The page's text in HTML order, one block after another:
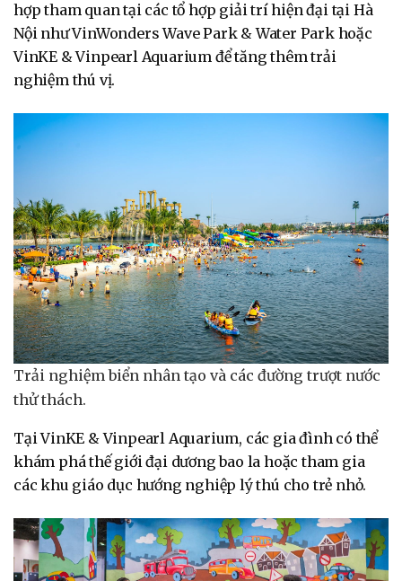
hợp tham quan tại các tổ hợp giải trí hiện đại tại Hà
Nội như VinWonders Wave Park & Water Park hoặc
VinKE & Vinpearl Aquarium để tăng thêm trải
nghiệm thú vị.
Trải nghiệm biển nhân tạo và các đường trượt nước
thử thách.
Tại VinKE & Vinpearl Aquarium, các gia đình có thể
khám phá thế giới đại dương bao la hoặc tham gia
các khu giáo dục hướng nghiệp lý thú cho trẻ nhỏ.